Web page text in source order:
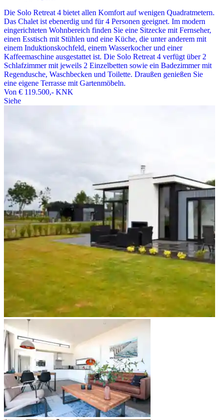
Die Solo Retreat 4 bietet allen Komfort auf wenigen Quadratmetern.
Das Chalet ist ebenerdig und für 4 Personen geeignet. Im modern
eingerichteten Wohnbereich finden Sie eine Sitzecke mit Fernseher,
einen Esstisch mit Stühlen und eine Küche, die unter anderem mit
einem Induktionskochfeld, einem Wasserkocher und einer
Kaffeemaschine ausgestattet ist. Die Solo Retreat 4 verfügt über 2
Schlafzimmer mit jeweils 2 Einzelbetten sowie ein Badezimmer mit
Regendusche, Waschbecken und Toilette. Draußen genießen Sie
eine eigene Terrasse mit Gartenmöbeln.
Von € 119.500,- KNK
Siehe